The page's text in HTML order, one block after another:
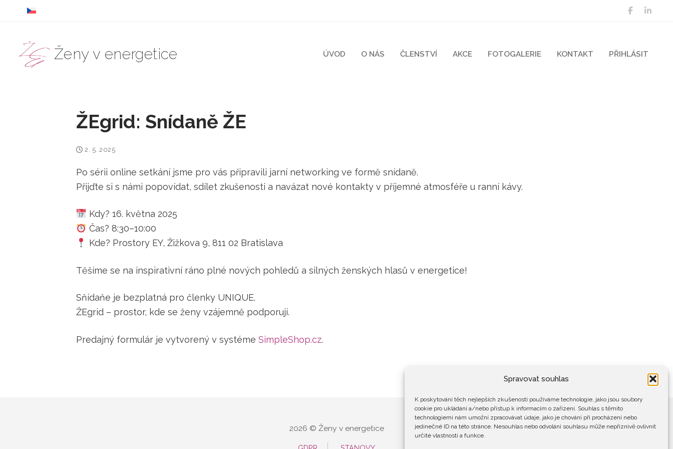
Spravovat souhlas
K poskytování těch nejlepších zkušeností používáme technologie, jako jsou soubory
cookie pro ukládání a/nebo přístup k informacím o zařízení. Souhlas s těmito
technologiemi nám umožní zpracovávat údaje, jako je chování při procházení nebo
jedinečné ID na této stránce. Nesouhlas nebo odvolání souhlasu může nepříznivě ovlivnit
určité vlastnosti a funkce.
Přeskočit
Ženy v energetice ÚVOD O NÁS ČLENSTVÍ AKCE FOTOGALERIE KONTAKT PŘIHLÁSIT
ŽEgrid: Snídaně ŽE
2. 5. 2025
Po sérii online setkání jsme pro vás připravili jarní networking ve formě snídaně.
Přijďte si s námi popovídat, sdílet zkušenosti a navázat nové kontakty v příjemné atmosféře u ranní kávy.
Kdy? 16. května 2025
Čas? 8:30–10:00
Kde? Prostory EY, Žižkova 9, 811 02 Bratislava
Těšíme se na inspirativní ráno plné nových pohledů a silných ženských hlasů v energetice!
Sňídaňe je bezplatná pro členky UNIQUE.
ŽEgrid – prostor, kde se ženy vzájemně podporují.
Predajný formulár je vytvorený v systéme SimpleShop.cz.
2026 © Ženy v energetice